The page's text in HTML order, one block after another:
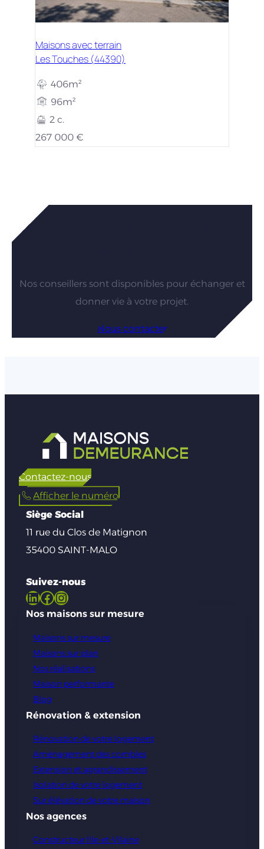
Maisons avec terrain
Les Touches (44390)
406m²
96m²
2 c.
267 000 €
Vous êtes intéressés par nos
Nos conseillers sont disponibles pour échanger et
donner vie à votre projet.
Nous contacter
Contactez-nous
Afficher le numéro
Siège Social
11 rue du Clos de Matignon
35400 SAINT-MALO
Suivez-nous
LinkedIn Facebook Instagram
Nos maisons sur mesure
Maisons sur mesure
Maisons sur plan
Nos réalisations
Maison performante
Blog
Rénovation & extension
Rénovation de votre logement
Aménagement des combles
Extension et agrandissement
Isolation de votre logement
Sur élévation de votre maison
Nos agences
Constructeur Ille-et-Vilaine